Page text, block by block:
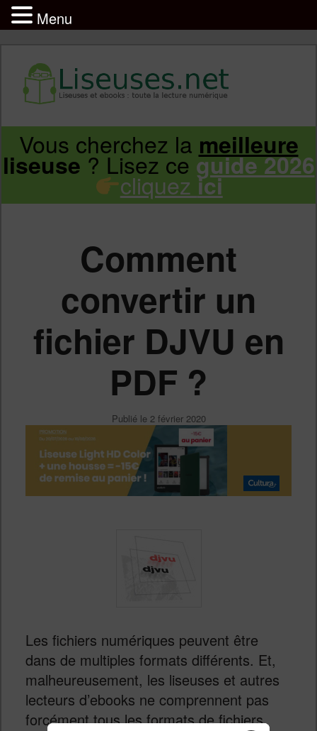
Infos sur les liseuses Kindle, Kobo,
Vivlio, Pocketbook
Aller
Aller
Vous cherchez la meilleure
liseuse? Lisez ceguide 2026
cliquez ici
Comment
convertir un
fichier DJVU en
PDF ?
Publié le 2 février 2020
Les fichiers numériques peuvent être
dans de multiples formats différents. Et,
malheureusement, les liseuses et autres
lecteurs d’ebooks ne comprennent pas
forcément tous les formats de fichiers.
Menu